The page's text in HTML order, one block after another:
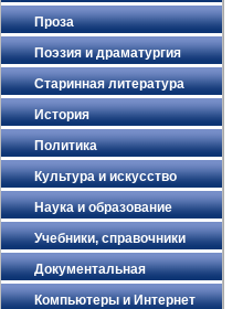
Проза
Поэзия и драматургия
Старинная литература
История
Политика
Культура и искусство
Наука и образование
Учебники, справочники
Документальная
Компьютеры и Интернет